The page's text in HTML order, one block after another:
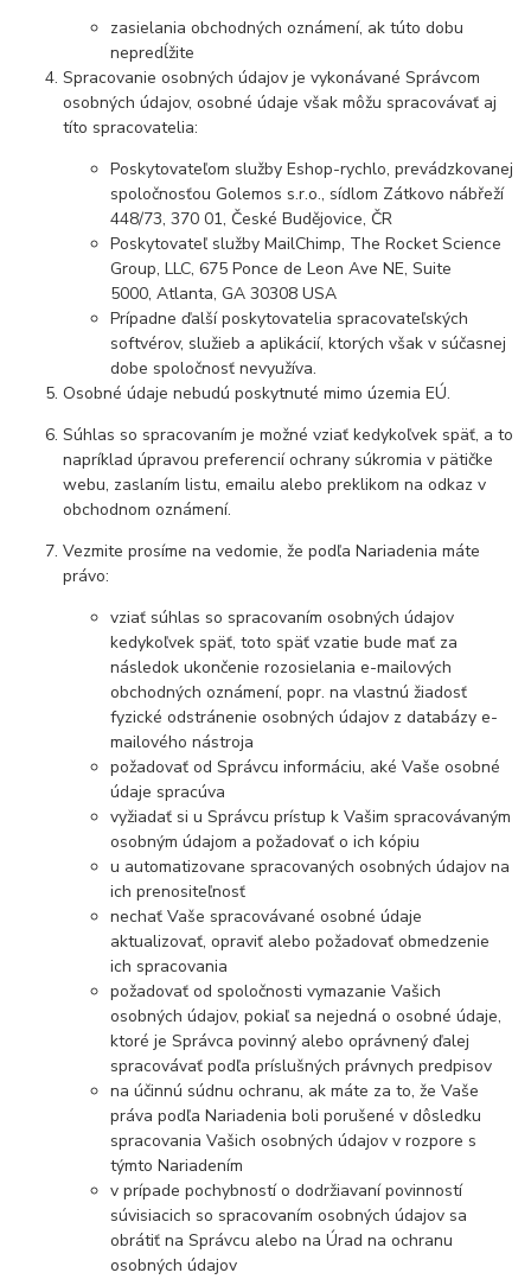
zasielania obchodných oznámení, ak túto dobu
nepredĺžite
Spracovanie osobných údajov je vykonávané Správcom
osobných údajov, osobné údaje však môžu spracovávať aj
títo spracovatelia:
Poskytovateľom služby Eshop-rychlo, prevádzkovanej
spoločnosťou Golemos s.r.o., sídlom Zátkovo nábřeží
448/73, 370 01, České Budějovice, ČR
Poskytovateľ služby MailChimp, The Rocket Science
Group, LLC, 675 Ponce de Leon Ave NE, Suite
5000, Atlanta, GA 30308 USA
Prípadne ďalší poskytovatelia spracovateľských
softvérov, služieb a aplikácií, ktorých však v súčasnej
dobe spoločnosť nevyužíva.
Osobné údaje nebudúposkytnuté mimo územia EÚ.
Súhlas so spracovaním je možné vziať kedykoľvek späť, a to
napríklad úpravou preferencií ochrany súkromia v pätičke
webu, zaslaním listu, emailu alebo preklikom na odkaz v
obchodnom oznámení.
Vezmite prosíme na vedomie, že podľa Nariadenia máte
právo:
vziať súhlas so spracovaním osobných údajov
kedykoľvek späť, toto späť vzatie bude mať za
následokukončenie rozosielania e-mailových
obchodných oznámení, popr. na vlastnú žiadosť
fyzické odstránenie osobných údajov z databázy e-
mailového nástroja
požadovať od Správcu informáciu, aké Vaše osobné
údaje spracúva
vyžiadať si u Správcu prístup k Vašim spracovávaným
osobným údajom a požadovať o ich kópiu
u automatizovane spracovaných osobných údajov na
ich prenositeľnosť
nechať Vaše spracovávané osobné údaje
aktualizovať, opraviť alebo požadovať obmedzenie
ich spracovania
požadovať od spoločnosti vymazanie Vašich
osobných údajov, pokiaľ sa nejedná o osobné údaje,
ktoré je Správca povinný alebo oprávnený ďalej
spracovávať podľa príslušných právnych predpisov
na účinnú súdnu ochranu, ak máte za to, že Vaše
práva podľa Nariadenia boli porušené v dôsledku
spracovania Vašich osobných údajov v rozpore s
týmto Nariadením
v prípade pochybností o dodržiavaní povinností
súvisiacich so spracovaním osobných údajov sa
obrátiť na Správcu alebo na Úrad na ochranu
osobných údajov